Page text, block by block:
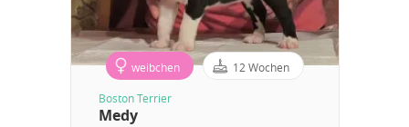
weibchen 12 Wochen
Boston Terrier
Medy